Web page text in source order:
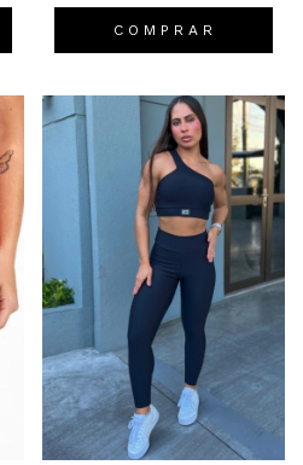
C O M P R A R